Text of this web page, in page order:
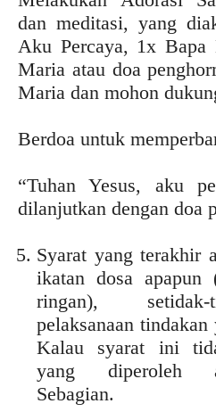
dan meditasi, yang
Aku Percaya, 1x
Maria atau doa
Maria dan mohon
Berdoa untuk
“Tuhan Yesus, aku
dilanjutkan dengan doa
Syarat yang terakhir
ikatan dosa apapun
ringan),
pelaksanaan
Kalau syarat ini
yang diperoleh
Sebagian.